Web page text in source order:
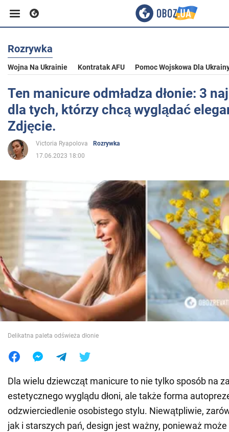
Biznes
Sport
Rozrywka
Życie
Polityka
Wojna na Ukrainie
Świat
Jedzenie
Rozrywka
Wojna Na Ukrainie Kontratak AFU Pomoc Wojskowa Dla
Ten manicure odmładza dłonie: 3
dla tych, którzy chcą wyglądać
Zdjęcie.
Victoria Ryapolova
Rozrywka
17.06.2023 18:00
Delikatna paleta odświeża dłonie
Dla wielu dziewcząt manicure to nie tylko sposób na
estetycznego wyglądu dłoni, ale także forma
odzwierciedlenie osobistego stylu. Niewątpliwie,
jak i starszych pań, design jest ważny, ponieważ może